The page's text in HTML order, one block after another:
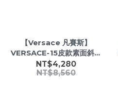
【Versace 凡賽斯】
VERSACE-15皮款素面斜側
背
NT$4,280
NT$8,560